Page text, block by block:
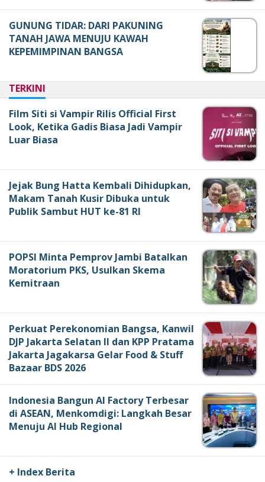
GUNUNG TIDAR: DARI PAKUNING
TANAH JAWA MENUJU KAWAH
KEPEMIMPINAN BANGSA
TERKINI
Film Siti si Vampir Rilis Official First
Look, Ketika Gadis Biasa Jadi Vampir
Luar Biasa
Jejak Bung Hatta Kembali Dihidupkan,
Makam Tanah Kusir Dibuka untuk
Publik Sambut HUT ke-81 RI
POPSI Minta Pemprov Jambi Batalkan
Moratorium PKS, Usulkan Skema
Kemitraan
Perkuat Perekonomian Bangsa, Kanwil
DJP Jakarta Selatan II dan KPP Pratama
Jakarta Jagakarsa Gelar Food & Stuff
Bazaar BDS 2026
Indonesia Bangun AI Factory Terbesar
di ASEAN, Menkomdigi: Langkah Besar
Menuju AI Hub Regional
+ Index Berita